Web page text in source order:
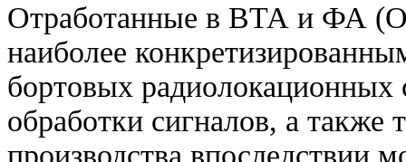
Отработанные в ВТА и ФА
наиболее
бортовых радиолокационных
обработки сигналов, а также